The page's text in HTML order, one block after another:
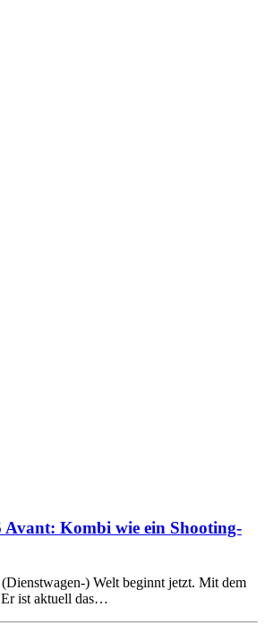
Avant: Kombi wie ein Shooting-
) Welt beginnt jetzt. Mit dem
ist aktuell das…